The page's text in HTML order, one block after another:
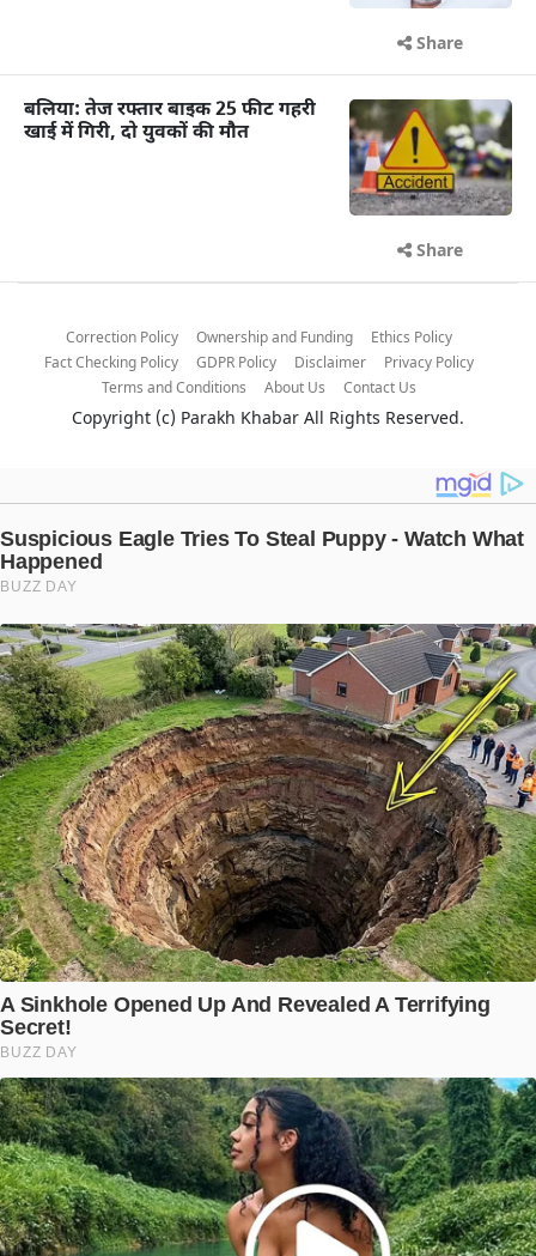
Share
बलिया: तेज रफ्तार बाइक 25 फीट गहरी
खाई में गिरी, दो युवकों की मौत
Share
Correction Policy Ownership and Funding
Ethics Policy
Fact Checking Policy
GDPR Policy Disclaimer
Privacy Policy
Terms and Conditions
About Us Contact Us
Copyright (c) Parakh Khabar All Rights Reserved.